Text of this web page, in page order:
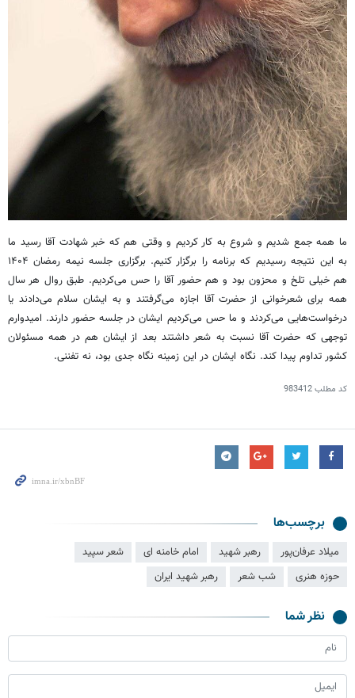
ما همه جمع شدیم و شروع به کار کردیم و وقتی هم که خبر شهادت آقا رسید ما
به این نتیجه رسیدیم که برنامه را برگزار کنیم. برگزاری جلسه نیمه رمضان ۱۴۰۴
هم خیلی تلخ و محزون بود و هم حضور آقا را حس می‌کردیم. طبق روال هر سال
همه برای شعرخوانی از حضرت آقا اجازه می‌گرفتند و به ایشان سلام می‌دادند یا
درخواست‌هایی می‌کردند و ما حس می‌کردیم ایشان در جلسه حضور دارند. امیدوارم
توجهی که حضرت آقا نسبت به شعر داشتند بعد از ایشان هم در همه مسئولان
کشور تداوم پیدا کند. نگاه ایشان در این زمینه نگاه جدی بود، نه تفننی.
کد مطلب983412
برچسب‌ها
میلاد عرفان‌پور رهبر شهید امام خامنه ای
شعر سپید
حوزه هنری
شب شعر رهبر شهید ایران
نظر شما